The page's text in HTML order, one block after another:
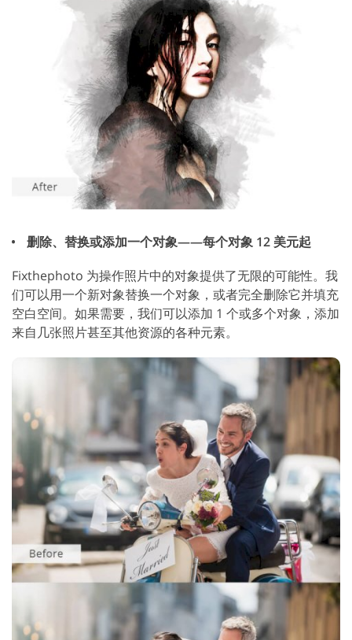
删除、替换或添加一个对象——每个对象 12 美元起
Fixthephoto 为操作照片中的对象提供了无限的可能性。我
们可以用一个新对象替换一个对象，或者完全删除它并填充
空白空间。如果需要，我们可以添加 1 个或多个对象，添加
来自几张照片甚至其他资源的各种元素。